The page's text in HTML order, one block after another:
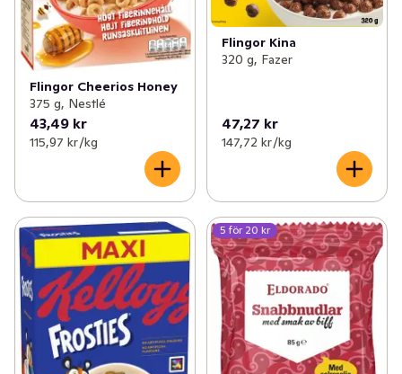
Flingor Cheerios Honey
375 g, Nestlé
43,49 kr
115,97 kr /kg
Flingor Kina
320 g, Fazer
47,27 kr
147,72 kr /kg
5 för 20 kr